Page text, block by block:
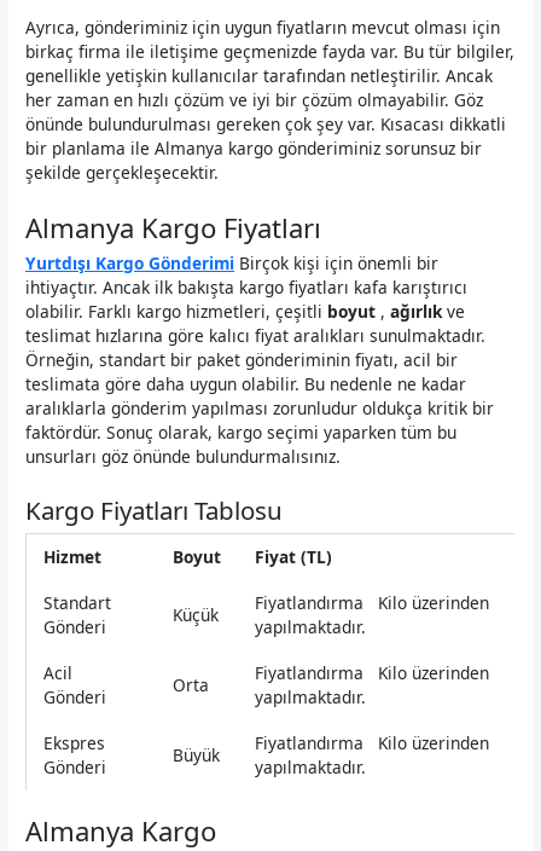
Ayrıca, gönderiminiz için uygun fiyatların mevcut olması için
birkaç firma ile iletişime geçmenizde fayda var. Bu tür bilgiler,
genellikle yetişkin kullanıcılar tarafından netleştirilir. Ancak
her zaman en hızlı çözüm ve iyi bir çözüm olmayabilir. Göz
önünde bulundurulması gereken çok şey var. Kısacası dikkatli
bir planlama ile Almanya kargo gönderiminiz sorunsuz bir
şekilde gerçekleşecektir.
Almanya Kargo Fiyatları
Yurtdışı Kargo Gönderimi Birçok kişi için önemli bir
ihtiyaçtır. Ancak ilk bakışta kargo fiyatları kafa karıştırıcı
olabilir. Farklı kargo hizmetleri, çeşitli boyut ,ağırlıkve
teslimat hızlarına göre kalıcı fiyat aralıkları sunulmaktadır.
Örneğin, standart bir paket gönderiminin fiyatı, acil bir
teslimata göre daha uygun olabilir. Bu nedenle ne kadar
aralıklarla gönderim yapılması zorunludur oldukça kritik bir
faktördür. Sonuç olarak, kargo seçimi yaparken tüm bu
unsurları göz önünde bulundurmalısınız.
Kargo Fiyatları Tablosu
Hizmet Boyut
Fiyat (TL)
Standart
Gönderi
Küçük
Fiyatlandırma Kilo üzerinden
yapılmaktadır.
Acil
Gönderi
Orta
Fiyatlandırma Kilo üzerinden
yapılmaktadır.
Ekspres
Gönderi
Büyük
Fiyatlandırma Kilo üzerinden
yapılmaktadır.
Almanya Kargo